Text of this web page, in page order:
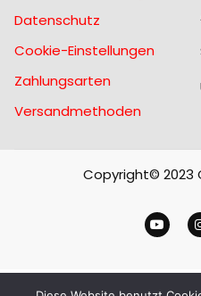
Datenschutz
Cookie-Einstellungen
Zahlungsarten
Versandmethoden
Copyright© 2023